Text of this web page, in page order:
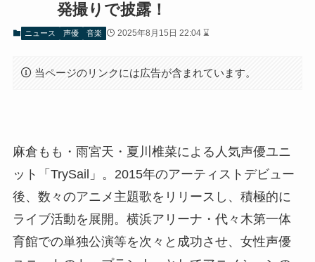
発撮りで披露！
ニュース 声優 音楽 2025年8月15日 22:04 ⌛
当ページのリンクには広告が含まれています。
麻倉もも・雨宮天・夏川椎菜による人気声優ユニ
ット「TrySail」。2015年のアーティストデビュー
後、数々のアニメ主題歌をリリースし、積極的に
ライブ活動を展開。横浜アリーナ・代々木第一体
育館での単独公演等を次々と成功させ、女性声優